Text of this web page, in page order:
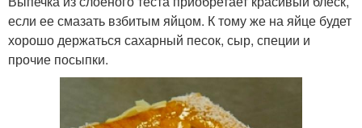
если ее смазать взбитым яйцом. К тому же на яйце будет
хорошо держаться сахарный песок, сыр, специи и
прочие посыпки.